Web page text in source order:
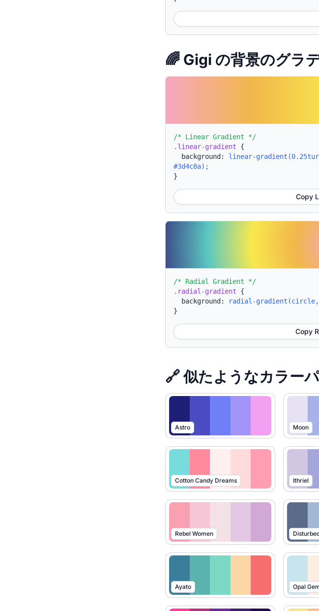
🌈 Gigi の背景のグラ
/* Linear Gradient */
.linear-gradient {
background: linear-
#3d4c8a);
}
Copy
/* Radial Gradient */
.radial-gradient {
background:
radial-gradient(circle,
}
Copy
🔗 似たようなカラー
Astro Moon
Cotton Candy Dreams Ithriel
Rebel Women
Ayato Opal